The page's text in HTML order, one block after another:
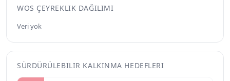
WOS ÇEYREKLIK DAĞILIMI
Veri yok
SÜRDÜRÜLEBILIR KALKINMA HEDEFLERI